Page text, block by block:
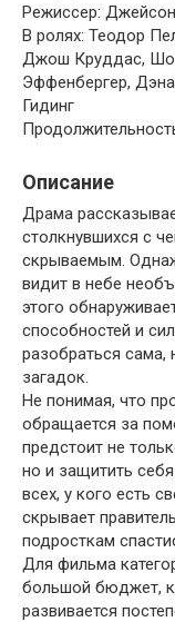
Режиссер:
В ролях: Теодор
Джош Круддас,
Эффенбергер,
Гидинг
Описание
Драма
столкнувшихся с
скрываемым.
видит в небе
этого
способностей и
разобраться сама,
загадок.
Не понимая, что
обращается за
предстоит не
но и защитить
всех, у кого есть
скрывает
подросткам
Для фильма
большой бюджет,
развивается